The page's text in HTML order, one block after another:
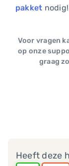
pakket nodig!
Voor vragen
op onze
graag
Heeft deze